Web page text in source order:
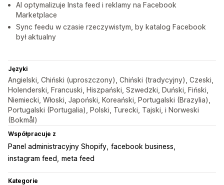
AI optymalizuje Insta feed i reklamy na Facebook
Marketplace
Sync feedu w czasie rzeczywistym, by katalog Facebook
był aktualny
Języki
Angielski, Chiński (uproszczony), Chiński (tradycyjny), Czeski,
Holenderski, Francuski, Hiszpański, Szwedzki, Duński, Fiński,
Niemiecki, Włoski, Japoński, Koreański, Portugalski (Brazylia),
Portugalski (Portugalia), Polski, Turecki, Tajski, i Norweski
(Bokmål)
Współpracuje z
Panel administracyjny Shopify facebook business
instagram feed
meta feed
Kategorie